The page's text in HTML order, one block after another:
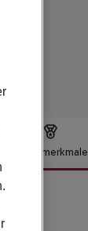
Hotelmerkmale